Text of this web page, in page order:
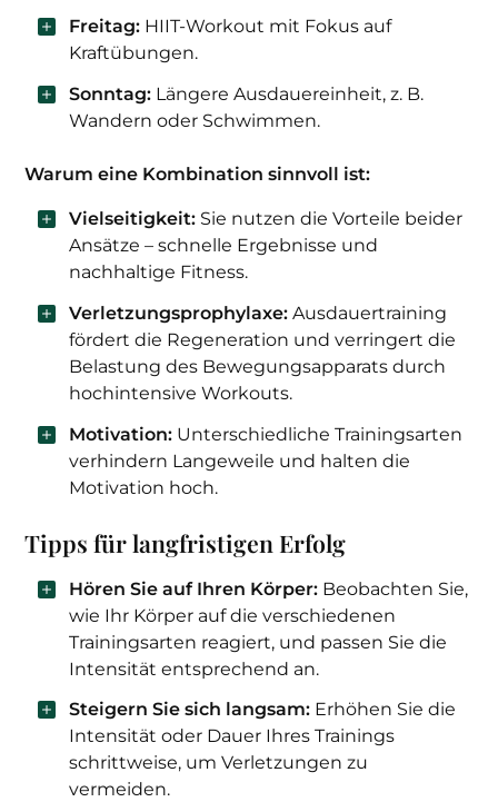
Freitag: HIIT-Workout mit Fokus auf
Kraftübungen.
Sonntag: Längere Ausdauereinheit, z. B.
Wandern oder Schwimmen.
Warum eine Kombination sinnvoll ist:
Vielseitigkeit: Sie nutzen die Vorteile beider
Ansätze – schnelle Ergebnisse und
nachhaltige Fitness.
Verletzungsprophylaxe: Ausdauertraining
fördert die Regeneration und verringert die
Belastung des Bewegungsapparats durch
hochintensive Workouts.
Motivation: Unterschiedliche Trainingsarten
verhindern Langeweile und halten die
Motivation hoch.
Tipps für langfristigen Erfolg
Hören Sie auf Ihren Körper: Beobachten Sie,
wie Ihr Körper auf die verschiedenen
Trainingsarten reagiert, und passen Sie die
Intensität entsprechend an.
Steigern Sie sich langsam: Erhöhen Sie die
Intensität oder Dauer Ihres Trainings
schrittweise, um Verletzungen zu
vermeiden.